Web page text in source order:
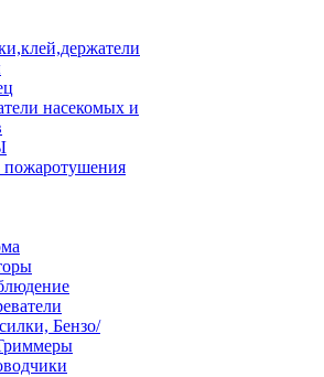
насекомых и
пожаротушения
Бензо/